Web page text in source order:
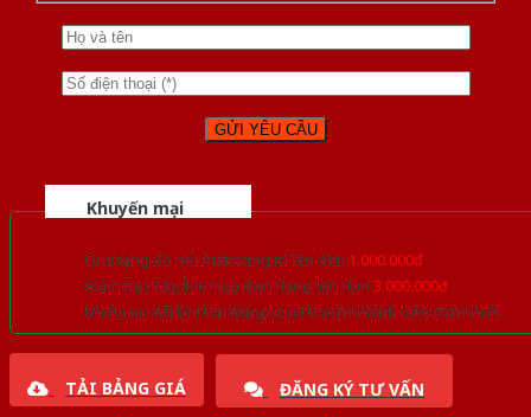
Khuyến mại
Quà tặng đồ nội thất trang trí lên đến 1.000.000đ
Giảm trực tiếp khi mua đơn hàng lớn hơn 3.000.000đ
Nhiều ưu đãi lớn khi đăng ký tài khoản thành viên thân thiết
TẢI BẢNG GIÁ ĐĂNG KÝ TƯ VẤN